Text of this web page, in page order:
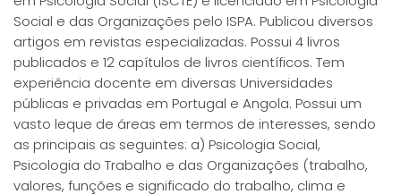
Social e das Organizações pelo ISPA. Publicou diversos
artigos em revistas especializadas. Possui 4 livros
publicados e 12 capítulos de livros científicos. Tem
experiência docente em diversas Universidades
públicas e privadas em Portugal e Angola. Possui um
vasto leque de áreas em termos de interesses, sendo
as principais as seguintes: a) Psicologia Social,
Psicologia do Trabalho e das Organizações (trabalho,
valores, funções e significado do trabalho, clima e